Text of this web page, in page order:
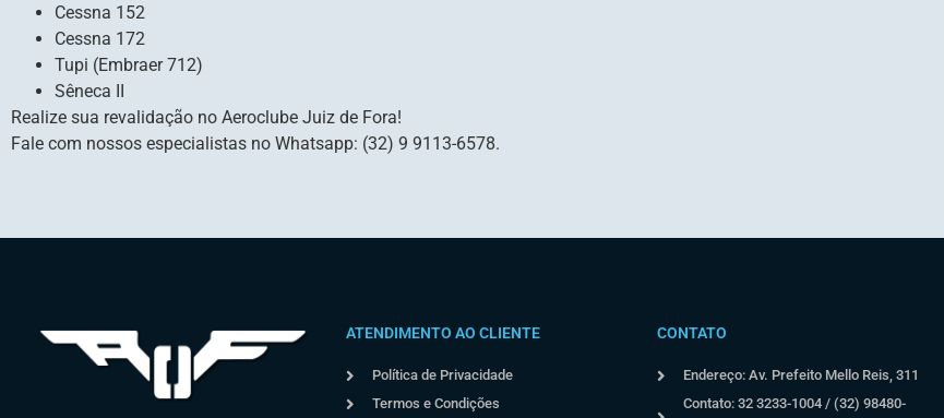
Cessna 152
Cessna 172
Tupi (Embraer 712)
Sêneca II
Realize sua revalidação no Aeroclube Juiz de Fora!
Fale com nossos especialistas no Whatsapp: (32) 9 9113-6578.
ATENDIMENTO AO CLIENTE
Política de Privacidade
Termos e Condições
CONTATO
Endereço: Av. Prefeito Mello Reis, 311
Contato: 32 3233-1004 / (32) 98480-